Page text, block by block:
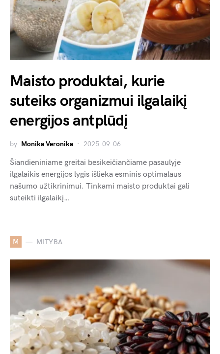
Maisto produktai, kurie
suteiks organizmui ilgalaikį
energijos antplūdį
by Monika Veronika 2025-09-06
Šiandieniniame greitai besikeičiančiame pasaulyje
ilgalaikis energijos lygis išlieka esminis optimalaus
našumo užtikrinimui. Tinkami maisto produktai gali
suteikti ilgalaikį…
M MITYBA